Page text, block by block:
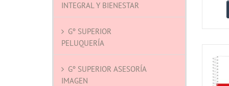
INTEGRAL Y BIENESTAR
Gº SUPERIOR
PELUQUERÍA
Gº SUPERIOR ASESORÍA
IMAGEN